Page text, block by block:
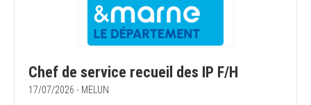
Chef de service recueil des IP F/H
17/07/2026 - MELUN